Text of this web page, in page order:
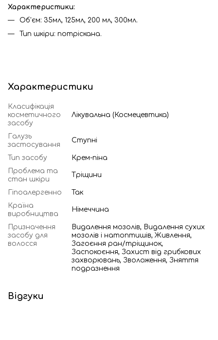
Характеристики:
Об'єм: 35мл, 125мл, 200 мл, 300мл.
Тип шкіри: потріскана.
Характеристики
Класифікація
косметичного
засобу
Лікувальна (Космецевтика)
Галузь
застосування
Ступні
Тип засобу
Крем-піна
Проблема та
стан шкіри
Тріщини
Гіпоалергенно
Так
Країна
виробництва
Німеччина
Призначення
засобу для
волосся
Видалення мозолів, Видалення сухих
мозолів і натоптишів, Живлення,
Загоєння ран/тріщинок,
Заспокоєння, Захист від грибкових
захворювань, Зволоження, Зняття
подразнення
Відгуки